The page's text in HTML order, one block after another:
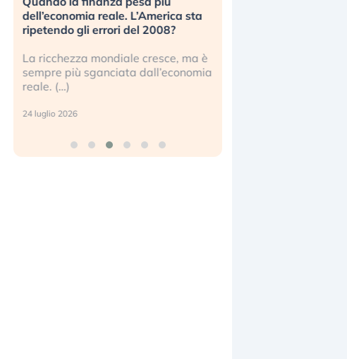
dell’economia reale. L’America sta
ripetendo gli errori del 2008?
La ricchezza mondiale cresce, ma è
sempre più sganciata dall’economia
reale. (…)
24 luglio 2026